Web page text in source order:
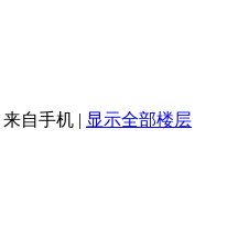
来自手机 | 显示全部楼层